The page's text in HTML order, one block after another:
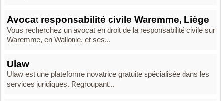
Avocat responsabilité civile Waremme, Liège
Vous recherchez un avocat en droit de la responsabilité civile sur
Waremme, en Wallonie, et ses...
Ulaw
Ulaw est une plateforme novatrice gratuite spécialisée dans les
services juridiques. Regroupant...